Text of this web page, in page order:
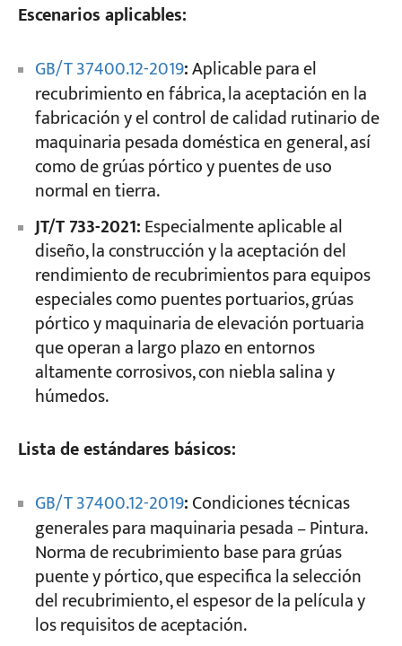
Escenarios aplicables:
GB/T 37400.12-2019:Aplicable para el
recubrimiento en fábrica, la aceptación en la
fabricación y el control de calidad rutinario de
maquinaria pesada doméstica en general, así
como de grúas pórtico y puentes de uso
normal en tierra.
JT/T 733-2021:Especialmente aplicable al
diseño, la construcción y la aceptación del
rendimiento de recubrimientos para equipos
especiales como puentes portuarios, grúas
pórtico y maquinaria de elevación portuaria
que operan a largo plazo en entornos
altamente corrosivos, con niebla salina y
húmedos.
Lista de estándares básicos:
GB/T 37400.12-2019:Condiciones técnicas
generales para maquinaria pesada – Pintura.
Norma de recubrimiento base para grúas
puente y pórtico, que especifica la selección
del recubrimiento, el espesor de la película y
los requisitos de aceptación.